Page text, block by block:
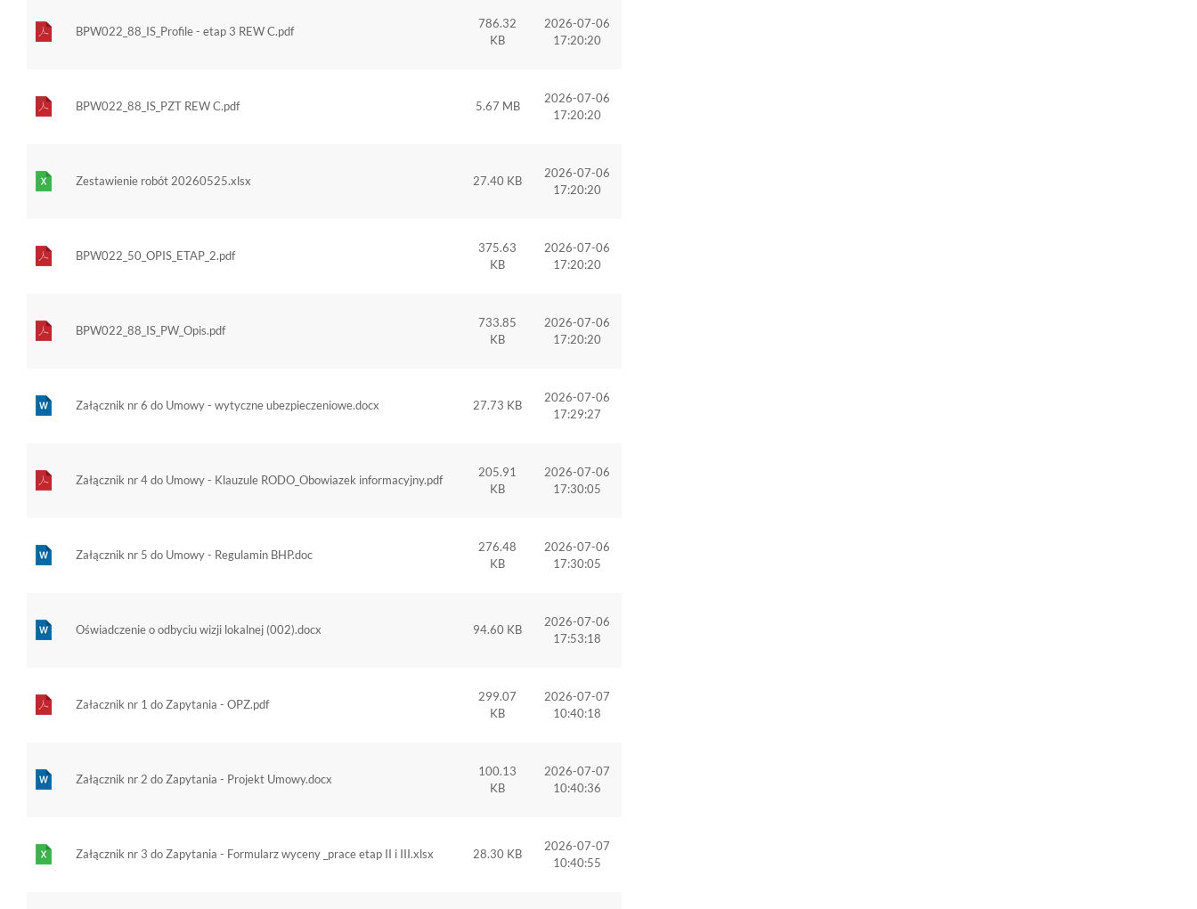
BPW022_88_IS_Profile - etap 3 REW C.pdf
786.32
KB
2026-07-06
17:20:20
BPW022_88_IS_PZT REW C.pdf 5.67 MB
2026-07-06
17:20:20
Zestawienie robót 20260525.xlsx 27.40 KB
2026-07-06
17:20:20
BPW022_50_OPIS_ETAP_2.pdf
375.63
KB
2026-07-06
17:20:20
BPW022_88_IS_PW_Opis.pdf
733.85
KB
2026-07-06
17:20:20
Załącznik nr 6 do Umowy - wytyczne ubezpieczeniowe.docx 27.73 KB
2026-07-06
17:29:27
Załącznik nr 4 do Umowy - Klauzule RODO_Obowiazek informacyjny.pdf
205.91
KB
2026-07-06
17:30:05
Załącznik nr 5 do Umowy - Regulamin BHP.doc
276.48
KB
2026-07-06
17:30:05
Oświadczenie o odbyciu wizji lokalnej (002).docx 94.60 KB
2026-07-06
17:53:18
Załacznik nr 1 do Zapytania - OPZ.pdf
299.07
KB
2026-07-07
10:40:18
Załącznik nr 2 do Zapytania - Projekt Umowy.docx
100.13
KB
2026-07-07
10:40:36
Załącznik nr 3 do Zapytania - Formularz wyceny _prace etap II i III.xlsx 28.30 KB
2026-07-07
10:40:55